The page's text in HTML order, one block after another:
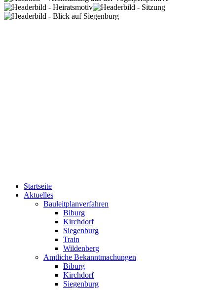
Startseite
Aktuelles
Bauleitplanverfahren
Biburg
Kirchdorf
Siegenburg
Train
Wildenberg
Amtliche Bekanntmachungen
Biburg
Kirchdorf
Siegenburg